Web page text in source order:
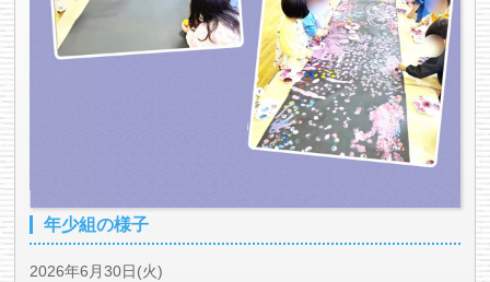
年少組の様子
2026年6月30日(火)